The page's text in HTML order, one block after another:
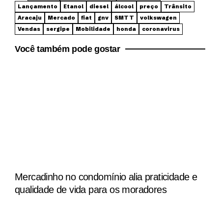
Lançamento Etanol diesel álcool preço
Trânsito
Aracaju
Mercado fiat gnv SMTT
volkswagen
Vendas
sergipe Mobilidade honda coronavirus
Você também pode gostar
Mercadinho no condomínio alia praticidade e
qualidade de vida para os moradores